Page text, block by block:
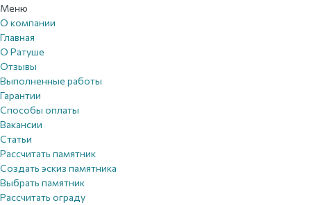
Меню
О компании
Главная
О Ратуше
Отзывы
Выполненные работы
Гарантии
Способы оплаты
Вакансии
Статьи
Рассчитать памятник
Создать эскиз памятника
Выбрать памятник
Рассчитать ограду